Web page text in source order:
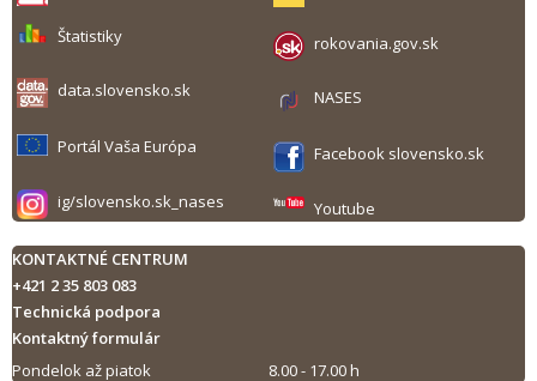
Štatistiky rokovania.gov.sk
data.slovensko.sk NASES
Portál Vaša Európa Facebook slovensko.sk
ig/slovensko.sk_nases Youtube
KONTAKTNÉ CENTRUM
+421 2 35 803 083
Technická podpora
Kontaktný formulár
Pondelok až piatok
8.00 - 17.00 h